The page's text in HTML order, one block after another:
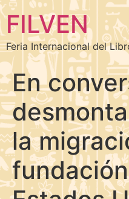
FILVEN
Feria Internacional del
En
la